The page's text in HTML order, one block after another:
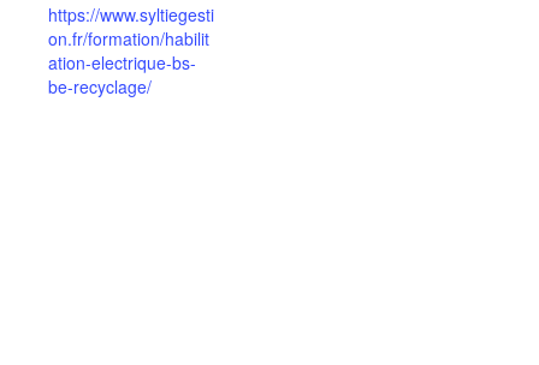
https://www.syltiegesti
on.fr/formation/habilit
ation-electrique-bs-
be-recyclage/